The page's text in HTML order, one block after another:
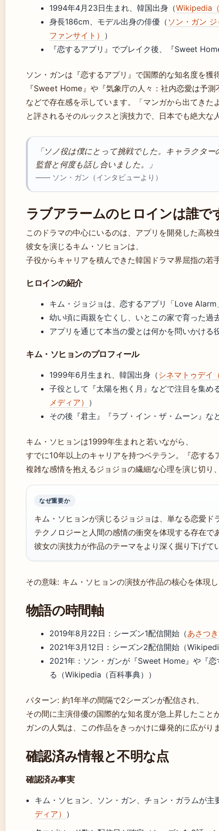
1994年4月23日生まれ、韓国出身（Wikipedia
身長186cm、モデル出身の俳優（ ソン・ガン
ファンサイト） ）
『恋するアプリ』でブレイク後、『Sweet
ソン・ガンは『恋するアプリ』で国際的な知名度を
『Sweet Home』や『気象庁の人々：社内恋愛は予測
などで存在感を示しています。「マンガから出てきた
と評されるそのルックスと演技力で、日本でも絶大な
「ソノ役は僕にとって挑戦でした。キャラクタ
監督と何度も話し合いました。」
—— ソン・ガン（インタビューより）
ラブアラームのヒロインは誰で
このドラマの中心にいるのは、アプリを開発した高校
彼女を演じるキム・ソヒョンは、
子役からキャリアを積んできた韓国ドラマ界屈指の若
ヒロインの紹介
キム・ジョジョは、恋するアプリ「Love
幼い頃に両親を亡くし、いとこの家で育った過
アプリを通じて本当の愛とは何かを問いかける
キム・ソヒョンのプロフィール
1999年6月生まれ、韓国出身（ シネマトゥデイ
子役として『太陽を抱く月』などで注目を集め
メディア） ）
その後『君主』『ラブ・イン・ザ・ムーン』な
キム・ソヒョンは1999年生まれと若いながら、
すでに10年以上のキャリアを持つベテラン。『恋する
複雑な感情を抱えるジョジョの繊細な心理を演じ切り
なぜ重要か
キム・ソヒョンが演じるジョジョは、単なる恋愛ド
テクノロジーと人間の感情の衝突を体現する存在で
彼女の演技力が作品のテーマをより深く掘り下げて
その意味: キム・ソヒョンの演技が作品の核心を体現
物語の時間軸
2019年8月22日 ：シーズン1配信開始（あさつ
2021年3月12日 ：シーズン2配信開始（
2021年：ソン・ガンが『Sweet Home』や『
る（Wikipedia（百科事典））
パターン: 約1年半の間隔で2シーズンが配信され、
その間に主演俳優の国際的な知名度が急上昇したこと
ガンの人気は、この作品をきっかけに爆発的に広がり
確認済み情報と不明な点
確認済み事実
キム・ソヒョン、ソン・ガン、チョン・ガラムが主
ディア） ）